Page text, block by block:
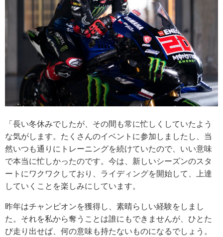
「長い冬休みでしたが、その間も常に忙しくしていたよう
な気がします。たくさんのイベントに参加しましたし、当
然いつも通りにトレーニングを続けていたので、いい意味
で本当に忙しかったのです。今は、新しいシーズンのスタ
ートにワクワクしており、ライディングを開始して、上達
していくことを楽しみにしています。
昨年はチャンピオンを獲得し、素晴らしい経験をしまし
た。それを私から奪うことは誰にもできませんが、ひとた
び走り出せば、何の意味も持たないものになるでしょう。